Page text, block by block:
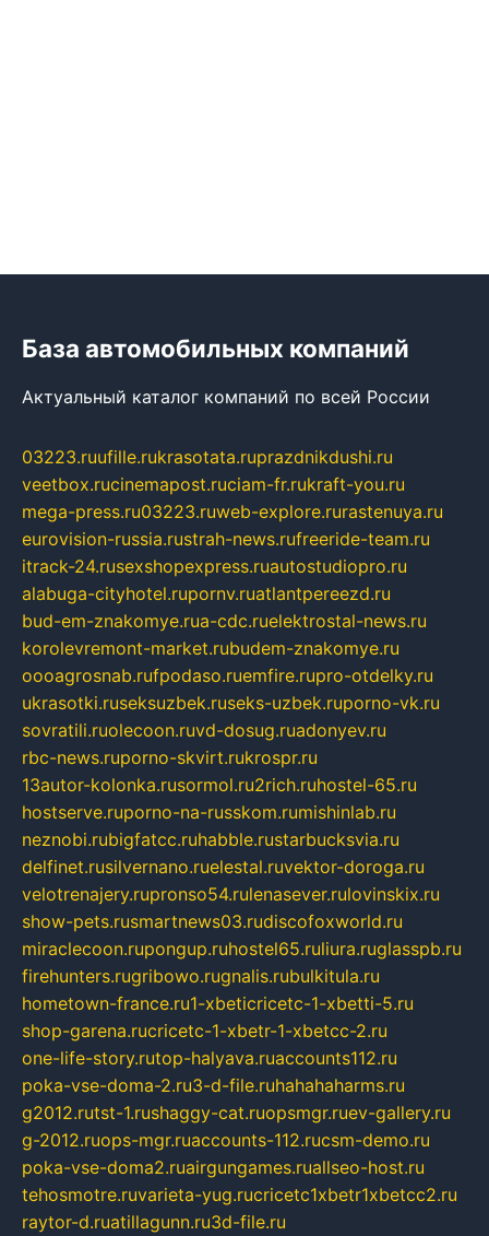
База автомобильных компаний
Актуальный каталог компаний по всей России
03223.ruufille.rukrasotata.ruprazdnikdushi.ru
veetbox.rucinemapost.ruciam-fr.rukraft-you.ru
mega-press.ru03223.ruweb-explore.rurastenuya.ru
eurovision-russia.rustrah-news.rufreeride-team.ru
itrack-24.rusexshopexpress.ruautostudiopro.ru
alabuga-cityhotel.rupornv.ruatlantpereezd.ru
bud-em-znakomye.rua-cdc.ruelektrostal-news.ru
korolevremont-market.rubudem-znakomye.ru
oooagrosnab.rufpodaso.ruemfire.rupro-otdelky.ru
ukrasotki.ruseksuzbek.ruseks-uzbek.ruporno-vk.ru
sovratili.ruolecoon.ruvd-dosug.ruadonyev.ru
rbc-news.ruporno-skvirt.rukrospr.ru
13autor-kolonka.rusormol.ru2rich.ruhostel-65.ru
hostserve.ruporno-na-russkom.rumishinlab.ru
neznobi.rubigfatcc.ruhabble.rustarbucksvia.ru
delfinet.rusilvernano.ruelestal.ruvektor-doroga.ru
velotrenajery.rupronso54.rulenasever.rulovinskix.ru
show-pets.rusmartnews03.rudiscofoxworld.ru
miraclecoon.rupongup.ruhostel65.ruliura.ruglasspb.ru
firehunters.rugribowo.rugnalis.rubulkitula.ru
hometown-france.ru1-xbeticricetc-1-xbetti-5.ru
shop-garena.rucricetc-1-xbetr-1-xbetcc-2.ru
one-life-story.rutop-halyava.ruaccounts112.ru
poka-vse-doma-2.ru3-d-file.ruhahahaharms.ru
g2012.rutst-1.rushaggy-cat.ruopsmgr.ruev-gallery.ru
g-2012.ruops-mgr.ruaccounts-112.rucsm-demo.ru
poka-vse-doma2.ruairgungames.ruallseo-host.ru
tehosmotre.ruvarieta-yug.rucricetc1xbetr1xbetcc2.ru
raytor-d.ruatillagunn.ru3d-file.ru